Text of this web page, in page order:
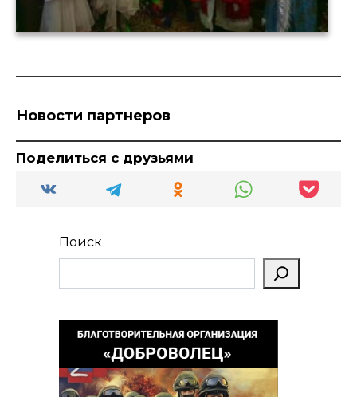
Новости партнеров
Поделиться с друзьями
Поиск